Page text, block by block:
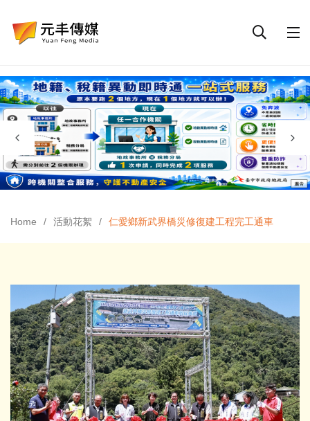
Home 活動花絮 仁愛鄉新武界橋災修復建工程完工通車